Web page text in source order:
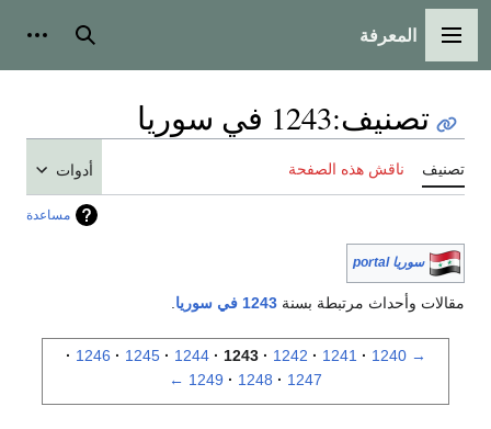
القائمة الرئيسية
المعرفة بحث
تصنيف:1243 في سوريا
تصنيف ناقش هذه الصفحة أدوات
مساعدة
سوريا portal
مقالات وأحداث مرتبطة بسنة 1243 في سوريا
→
1240
1241
1242
1243
1244
1245
1246
1247
1248
1249
←